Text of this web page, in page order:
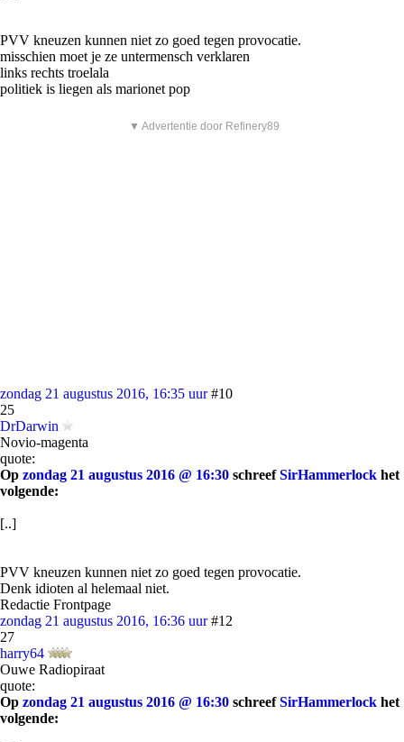
PVV kneuzen kunnen niet zo goed tegen provocatie.
misschien moet je ze untermensch verklaren
links rechts troelala
politiek is liegen als marionet pop
▼ Advertentie door Refinery89
zondag 21 augustus 2016, 16:35 uur #10
25
DrDarwin
Novio-magenta
quote:
Op zondag 21 augustus 2016 @ 16:30 schreefSirHammerlock het
volgende:
[..]
PVV kneuzen kunnen niet zo goed tegen provocatie.
Denk idioten al helemaal niet.
Redactie Frontpage
zondag 21 augustus 2016, 16:36 uur #12
27
harry64
Ouwe Radiopiraat
quote:
Op zondag 21 augustus 2016 @ 16:30 schreefSirHammerlock het
volgende: